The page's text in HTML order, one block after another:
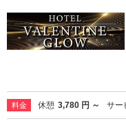
料金 休憩 3,780 円 ～ サー